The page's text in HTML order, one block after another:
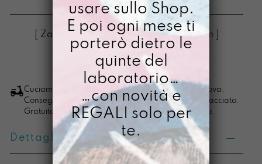
€88,00 Il
prezzo
originale
€ 88,00.
€68,00
Il
prezzo
attuale
€ 68,00.
[ Zaino Zaino pc max 13": 30 x 23 x 12 cm ]
TuttoBlu
quantità
LO VOGLIO
Cuciamo ogni ordine nel nostro laboratorio di Padova.
Consegna in 4/5 giorni lavorativi, pacco sempre tracciato.
Gratuita per ordini di importo superiore ai 100 euro.
Dettagli prodotto
usare sullo Shop.
E poi ogni mese ti
porterò dietro le
quinte del
laboratorio…
…con novità e
REGALI solo per
te.